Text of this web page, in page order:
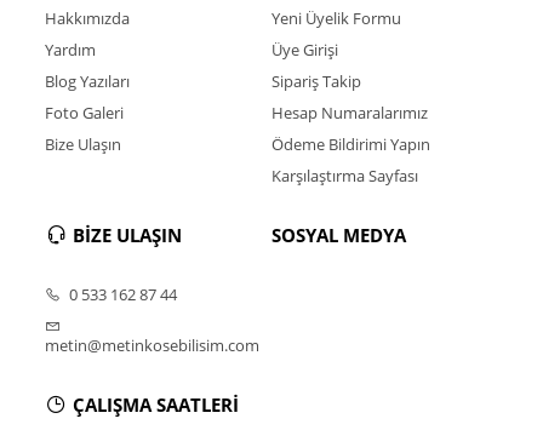
Hakkımızda
Yardım
Blog Yazıları
Foto Galeri
Bize Ulaşın
Yeni Üyelik Formu
Üye Girişi
Sipariş Takip
Hesap Numaralarımız
Ödeme Bildirimi Yapın
Karşılaştırma Sayfası
BİZE ULAŞIN
0 533 162 87 44
metin@metinkosebilisim.com
SOSYAL MEDYA
ÇALIŞMA SAATLERİ